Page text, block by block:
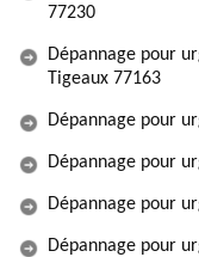
77230
Dépannage pour
Tigeaux 77163
Dépannage pour
Dépannage pour
Dépannage pour
Dépannage pour